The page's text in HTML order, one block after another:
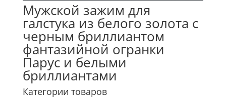
Мужской зажим для
галстука из белого золота с
черным бриллиантом
фантазийной огранки
Парус и белыми
бриллиантами
Категории товаров